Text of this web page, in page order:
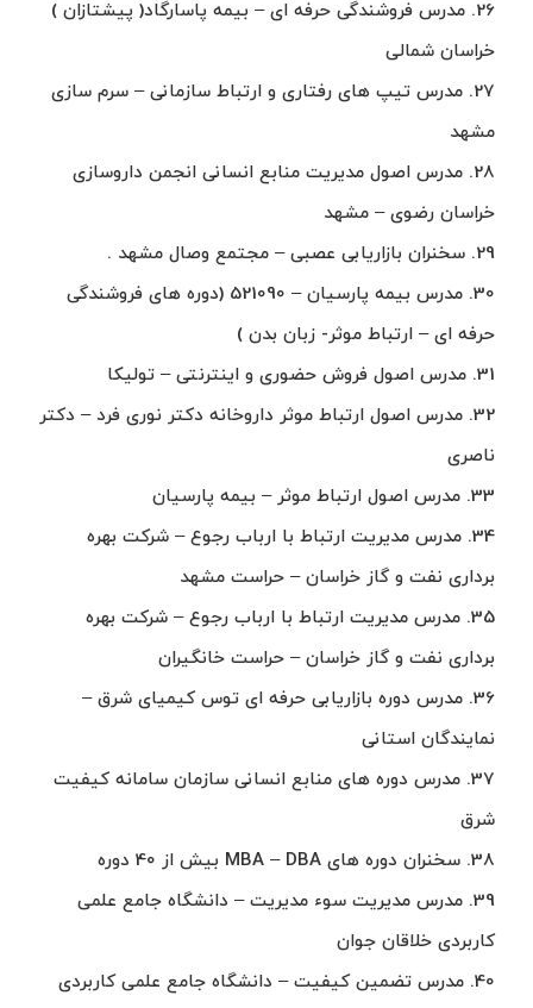
26. مدرس فروشندگی حرفه ای – بیمه پاسارگاد( پیشتازان )
خراسان شمالی
27. مدرس تیپ های رفتاری و ارتباط سازمانی – سرم سازی
مشهد
28. مدرس اصول مدیریت منابع انسانی انجمن داروسازی
خراسان رضوی – مشهد
29. سخنران بازاریابی عصبی – مجتمع وصال مشهد .
30. مدرس بیمه پارسیان – 521090 (دوره های فروشندگی
حرفه ای – ارتباط موثر- زبان بدن )
31. مدرس اصول فروش حضوری و اینترنتی – تولیکا
32. مدرس اصول ارتباط موثر داروخانه دکتر نوری فرد – دکتر
ناصری
33. مدرس اصول ارتباط موثر – بیمه پارسیان
34. مدرس مدیریت ارتباط با ارباب رجوع – شرکت بهره
برداری نفت و گاز خراسان – حراست مشهد
35. مدرس مدیریت ارتباط با ارباب رجوع – شرکت بهره
برداری نفت و گاز خراسان – حراست خانگیران
36. مدرس دوره بازاریابی حرفه ای توس کیمیای شرق –
نمایندگان استانی
37. مدرس دوره های منابع انسانی سازمان سامانه کیفیت
شرق
38. سخنران دوره های MBA – DBA بیش از 40 دوره
39. مدرس مدیریت سوء مدیریت – دانشگاه جامع علمی
کاربردی خلاقان جوان
40. مدرس تضمین کیفیت – دانشگاه جامع علمی کاربردی